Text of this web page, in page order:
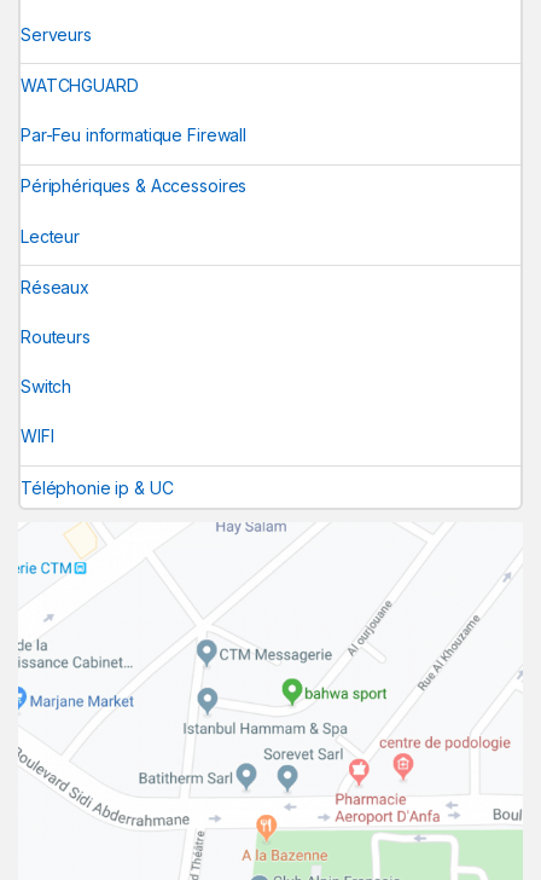
Serveurs
WATCHGUARD
Par-Feu informatique Firewall
Périphériques & Accessoires
Lecteur
Réseaux
Routeurs
Switch
WIFI
Téléphonie ip & UC